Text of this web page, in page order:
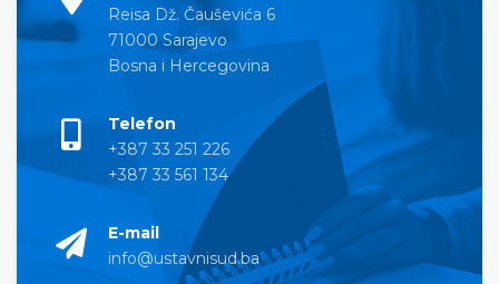
Reisa Dž. Čauševića 6
71000 Sarajevo
Bosna i Hercegovina
Telefon
+387 33 251 226
+387 33 561 134
E-mail
info@ustavnisud.ba